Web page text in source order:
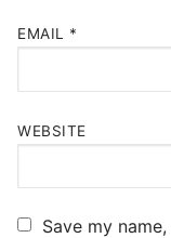
EMAIL *
WEBSITE
Save my